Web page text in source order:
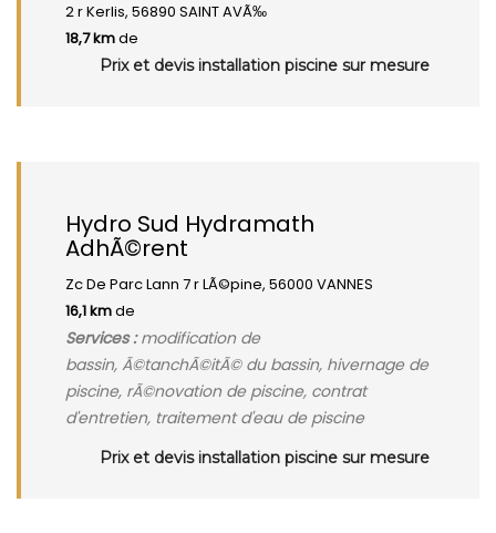
2 r Kerlis, 56890 SAINT AVÃ‰
18,7 kmde
Prix et devis installation piscine sur mesure
Hydro Sud Hydramath
AdhÃ©rent
Zc De Parc Lann 7 r LÃ©pine, 56000 VANNES
16,1 kmde
Services :modification de
bassin, Ã©tanchÃ©itÃ© du bassin, hivernage de
piscine, rÃ©novation de piscine, contrat
d'entretien, traitement d'eau de piscine
Prix et devis installation piscine sur mesure